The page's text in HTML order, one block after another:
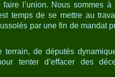
l’union. Nous sommes
temps de se mettre au
par une fin de mandat
terrain, de députés
tenter d’effacer des